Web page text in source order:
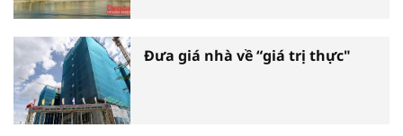
Đưa giá nhà về “giá trị thực"